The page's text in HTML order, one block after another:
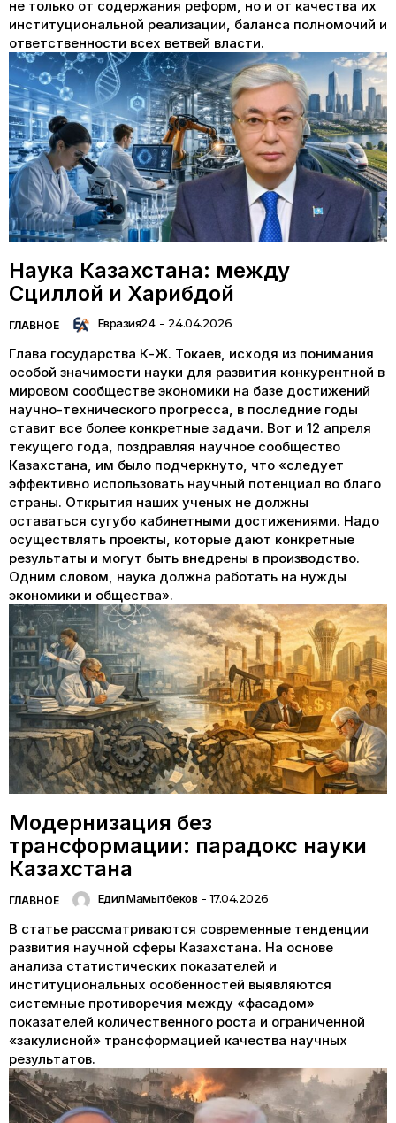
не только от содержания реформ, но и от качества их
институциональной реализации, баланса полномочий и
ответственности всех ветвей власти.
Наука Казахстана: между
Сциллой и Харибдой
ГЛАВНОЕ Евразия24 - 24.04.2026
Глава государства К-Ж. Токаев, исходя из понимания
особой значимости науки для развития конкурентной в
мировом сообществе экономики на базе достижений
научно-технического прогресса, в последние годы
ставит все более конкретные задачи. Вот и 12 апреля
текущего года, поздравляя научное сообщество
Казахстана, им было подчеркнуто, что «следует
эффективно использовать научный потенциал во благо
страны. Открытия наших ученых не должны
оставаться сугубо кабинетными достижениями. Надо
осуществлять проекты, которые дают конкретные
результаты и могут быть внедрены в производство.
Одним словом, наука должна работать на нужды
экономики и общества».
Модернизация без
трансформации: парадокс науки
Казахстана
ГЛАВНОЕ Едил Мамытбеков - 17.04.2026
В статье рассматриваются современные тенденции
развития научной сферы Казахстана. На основе
анализа статистических показателей и
институциональных особенностей выявляются
системные противоречия между «фасадом»
показателей количественного роста и ограниченной
«закулисной» трансформацией качества научных
результатов.